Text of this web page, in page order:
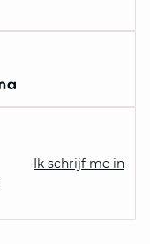
Ik schrijf me in